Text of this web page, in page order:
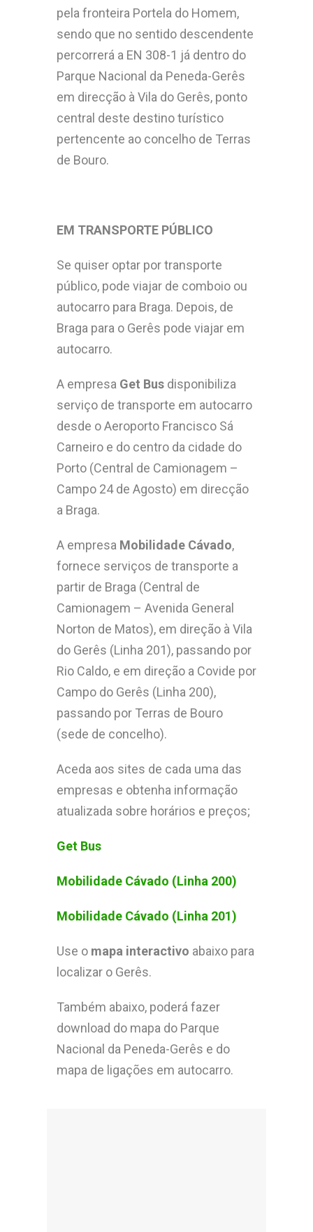
pela fronteira Portela do Homem,
sendo que no sentido descendente
percorrerá a EN 308-1 já dentro do
Parque Nacional da Peneda-Gerês
em direcção à Vila do Gerês, ponto
central deste destino turístico
pertencente ao concelho de Terras
de Bouro.
EM TRANSPORTE PÚBLICO
Se quiser optar por transporte
público, pode viajar de comboio ou
autocarro para Braga. Depois, de
Braga para o Gerês pode viajar em
autocarro.
A empresa Get Bus disponibiliza
serviço de transporte em autocarro
desde o Aeroporto Francisco Sá
Carneiro e do centro da cidade do
Porto (Central de Camionagem –
Campo 24 de Agosto) em direcção
a Braga.
A empresa Mobilidade Cávado,
fornece serviços de transporte a
partir de Braga (Central de
Camionagem – Avenida General
Norton de Matos), em direção à Vila
do Gerês (Linha 201), passando por
Rio Caldo, e em direção a Covide por
Campo do Gerês (Linha 200),
passando por Terras de Bouro
(sede de concelho).
Aceda aos sites de cada uma das
empresas e obtenha informação
atualizada sobre horários e preços;
Get Bus
Mobilidade Cávado (Linha 200)
Mobilidade Cávado (Linha 201)
Use o mapa interactivo abaixo para
localizar o Gerês.
Também abaixo, poderá fazer
download do mapa do Parque
Nacional da Peneda-Gerês e do
mapa de ligações em autocarro.